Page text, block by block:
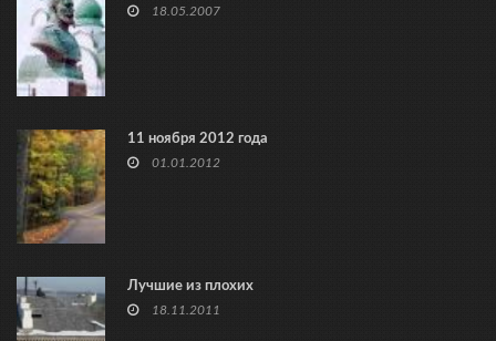
18.05.2007
11 ноября 2012 года
01.01.2012
Лучшие из плохих
18.11.2011